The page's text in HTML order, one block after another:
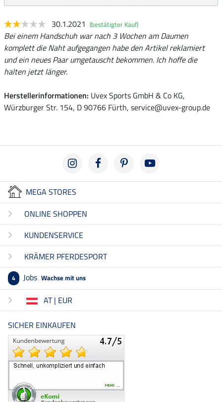
30.1.2021 (bestätigter Kauf)
Bei einem Handschuh war nach 3 Wochen am Daumen
komplett die Naht aufgegangen habe den Artikel reklamiert
und ein neues Paar umgetauscht bekommen. Ich hoffe die
halten jetzt länger.
Herstellerinformationen: Uvex Sports GmbH & Co KG,
Würzburger Str. 154, D 90766 Fürth, service@uvex-group.de
MEGA STORES
ONLINE SHOPPEN
KUNDENSERVICE
KRÄMER PFERDESPORT
4 Jobs Wachse mit uns
AT | EUR
SICHER EINKAUFEN